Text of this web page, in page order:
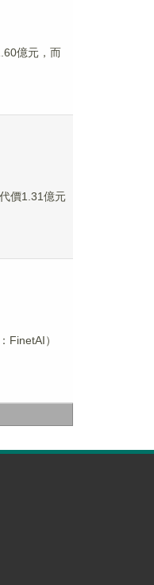
億元，而
價1.31億元
FinetAI）